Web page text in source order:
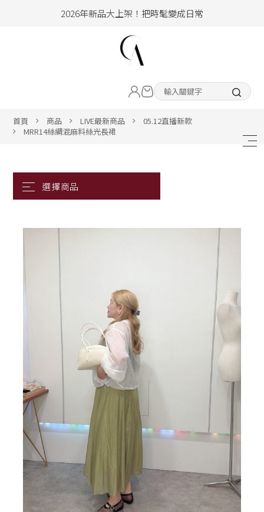
2026年新品大上架！把時髦變成日常
hello !! Happy to 2026
2026年新品大上架！把時髦變成日常
ALL ITEM
CA made
首頁 商品 LIVE最新商品
05.12直播新款
MRR14絲綢混麻料絲光長裙